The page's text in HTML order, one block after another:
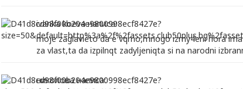
ivanka koeva написа:
moje zaglavieto da e vqrno,mnogo izmy4eni hora
za vlast,ta da izpilnqt zadyljeniqta si na narodni
николова написа: